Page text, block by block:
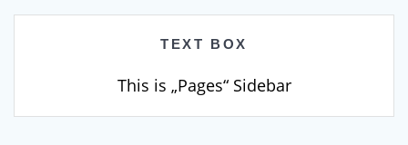
TEXT BOX
This is „Pages“ Sidebar